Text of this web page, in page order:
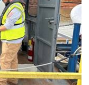
غرس بذور الإلهام: